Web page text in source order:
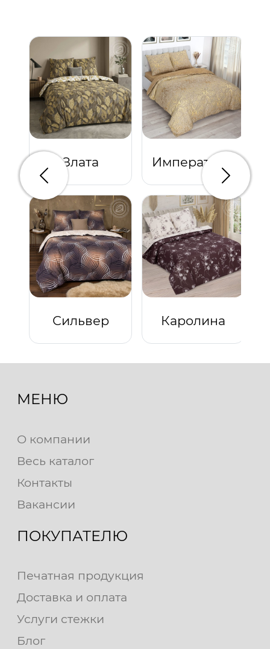
Злата
Сильвер Каролина
Предыдущий
МЕНЮ
О компании
Весь каталог
Контакты
Вакансии
ПОКУПАТЕЛЮ
Печатная продукция
Доставка и оплата
Услуги стежки
Блог